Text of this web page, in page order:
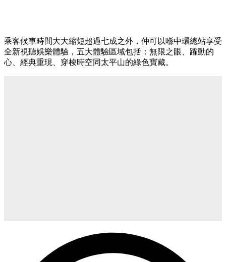
乘客候車時間大大縮短超過七成之外，仲可以喺中環總站享受
全新視聽娛樂體驗，五大體驗區域包括：無限之眼、躍動的
心、經典重現、穿梭時空同太平山的綠色寶藏。